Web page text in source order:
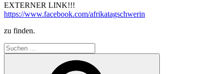
EXTERNER LINK!!!
https://www.facebook.com/afrikatagschwerin
zu finden.
Suchen
nach: